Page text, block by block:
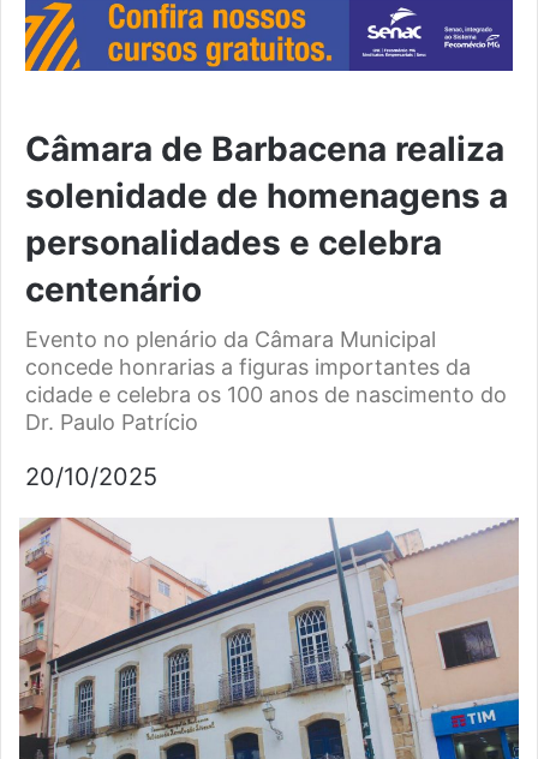
Câmara de Barbacena realiza
solenidade de homenagens a
personalidades e celebra
centenário
Evento no plenário da Câmara Municipal
concede honrarias a figuras importantes da
cidade e celebra os 100 anos de nascimento do
Dr. Paulo Patrício
20/10/2025